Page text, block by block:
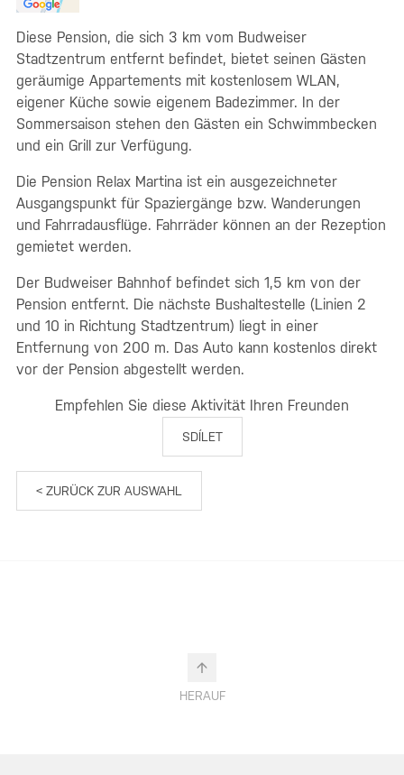
Diese Pension, die sich 3 km vom Budweiser
Stadtzentrum entfernt befindet, bietet seinen Gästen
geräumige Appartements mit kostenlosem WLAN,
eigener Küche sowie eigenem Badezimmer. In der
Sommersaison stehen den Gästen ein Schwimmbecken
und ein Grill zur Verfügung.
Die Pension Relax Martina ist ein ausgezeichneter
Ausgangspunkt für Spaziergänge bzw. Wanderungen
und Fahrradausflüge. Fahrräder können an der Rezeption
gemietet werden.
Der Budweiser Bahnhof befindet sich 1,5 km von der
Pension entfernt. Die nächste Bushaltestelle (Linien 2
und 10 in Richtung Stadtzentrum) liegt in einer
Entfernung von 200 m. Das Auto kann kostenlos direkt
vor der Pension abgestellt werden.
Empfehlen Sie diese Aktivität Ihren Freunden
SDÍLET
< ZURÜCK ZUR AUSWAHL
HERAUF